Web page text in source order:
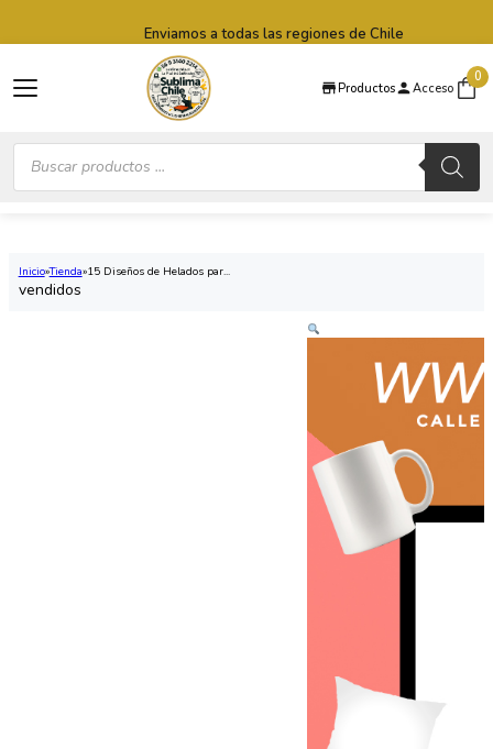
Productos Acceso
0
Búsqueda
productos
Enviamos a todas las regiones de Chile
Inicio Tienda 15 Diseños de Helados par...
vendidos